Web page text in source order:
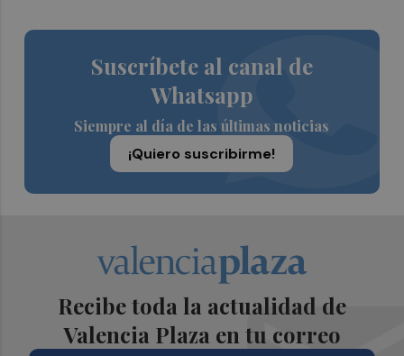
Suscríbete al canal de
Whatsapp
Siempre al día de las últimas noticias
¡Quiero suscribirme!
Recibe toda la actualidad de
Valencia Plaza en tu correo